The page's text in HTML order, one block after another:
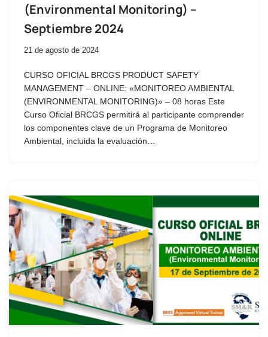
(Environmental Monitoring) –
Septiembre 2024
21 de agosto de 2024
CURSO OFICIAL BRCGS PRODUCT SAFETY
MANAGEMENT – ONLINE: «MONITOREO AMBIENTAL
(ENVIRONMENTAL MONITORING)» – 08 horas Este
Curso Oficial BRCGS permitirá al participante comprender
los componentes clave de un Programa de Monitoreo
Ambiental, incluida la evaluación…